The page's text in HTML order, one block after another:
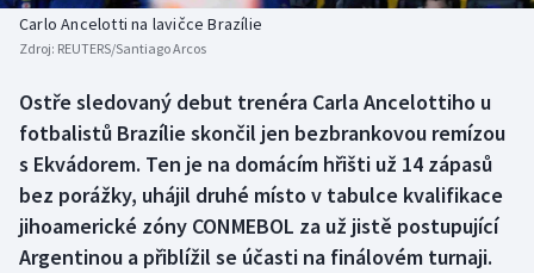
Biatlon
Box
Curling
Dostihy
Aplikace ČT sport
Carlo Ancelotti na lavičce Brazílie
Zdroj: REUTERS/Santiago Arcos
Ostře sledovaný debut trenéra Carla Ancelottiho u
fotbalistů Brazílie skončil jen bezbrankovou remízou
s Ekvádorem. Ten je na domácím hřišti už 14 zápasů
bez porážky, uhájil druhé místo v tabulce kvalifikace
jihoamerické zóny CONMEBOL za už jistě postupující
Argentinou a přiblížil se účasti na finálovém turnaji.